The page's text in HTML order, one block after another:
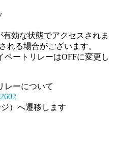
効な状態でアクセスされま
れる場合がございます。
ベートリレーはOFFに変更し
レーについて
）へ遷移します